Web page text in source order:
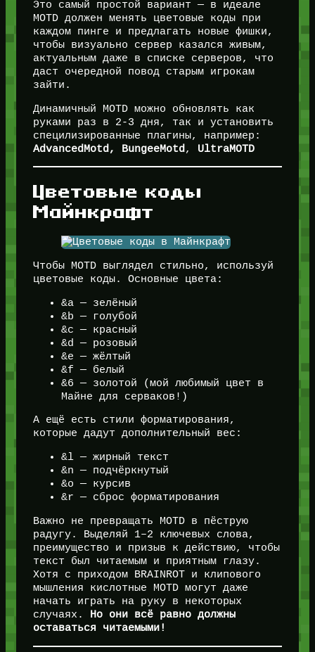
Это самый простой вариант — в идеале
MOTD должен менять цветовые коды при
каждом пинге и предлагать новые фишки,
чтобы визуально сервер казался живым,
актуальным даже в списке серверов, что
даст очередной повод старым игрокам
зайти.
Динамичный MOTD можно обновлять как
руками раз в 2-3 дня, так и установить
специлизированные плагины, например:
AdvancedMotd, BungeeMotd , UltraMOTD
Цветовые коды
Майнкрафт
Чтобы MOTD выглядел стильно, используй
цветовые коды. Основные цвета:
&a — зелёный
&b — голубой
&c — красный
&d — розовый
&e — жёлтый
&f — белый
&6 — золотой (мой любимый цвет в
Майне для серваков!)
А ещё есть стили форматирования,
которые дадут дополнительный вес:
&l — жирный текст
&n — подчёркнутый
&o — курсив
&r — сброс форматирования
Важно не превращать MOTD в пёструю
радугу. Выделяй 1–2 ключевых слова,
преимущество и призыв к действию, чтобы
текст был читаемым и приятным глазу.
Хотя с приходом BRAINROT и клипового
мышления кислотные MOTD могут даже
начать играть на руку в некоторых
случаях.
Но они всё равно должны
оставаться читаемыми!